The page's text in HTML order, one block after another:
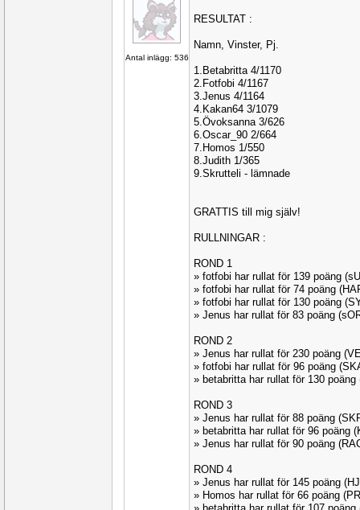
Antal inlägg: 536
RESULTAT :
Namn, Vinster, Pj.
1.Betabritta 4/1170
2.Fotfobi 4/1167
3.Jenus 4/1164
4.Kakan64 3/1079
5.Övoksanna 3/626
6.Oscar_90 2/664
7.Homos 1/550
8.Judith 1/365
9.Skrutteli - lämnade
GRATTIS till mig själv!
RULLNINGAR :
ROND 1
» fotfobi har rullat för 139 poäng
» fotfobi har rullat för 74 poäng
» fotfobi har rullat för 130 poäng
» Jenus har rullat för 83 poäng
ROND 2
» Jenus har rullat för 230 poäng
» fotfobi har rullat för 96 poäng
» betabritta har rullat för 130 poäng
ROND 3
» Jenus har rullat för 88 poäng
» betabritta har rullat för 96 poäng
» Jenus har rullat för 90 poäng
ROND 4
» Jenus har rullat för 145 poäng
» Homos har rullat för 66 poäng